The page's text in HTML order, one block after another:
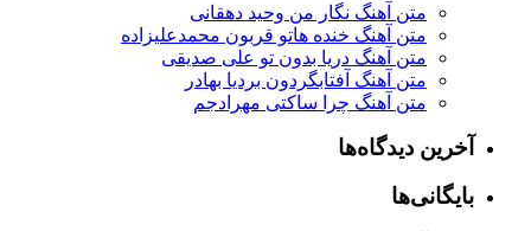
متن آهنگ نگار من وحید دهقانی
متن آهنگ خنده هاتو قربون محمدعلیزاده
متن آهنگ دریا بدون تو علی صدیقی
متن آهنگ آفتابگردون بردیا بهادر
متن آهنگ چرا ساکتی مهرادجم
آخرین دیدگاه‌ها
بایگانی‌ها